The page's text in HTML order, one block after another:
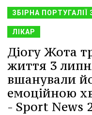
ЗБІРНА
ЛІКАР
Діогу Жота
життя 3
вшанували
емоційною
- Sport News